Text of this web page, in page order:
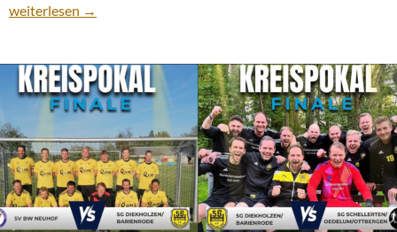
Doppelt im Finale – doppelt gefeiert!
weiterlesen →